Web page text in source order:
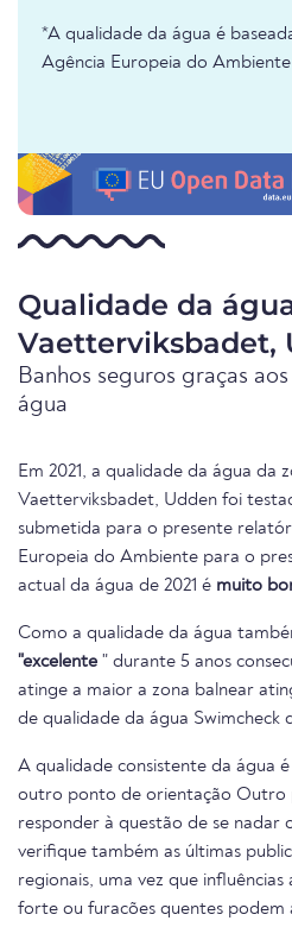
*A qualidade da água é
Agência Europeia do
Qualidade da
Vaetterviksbadet,
Banhos seguros graças
água
Em 2021, a qualidade da água da
Vaetterviksbadet, Udden foi
submetida para o presente
Europeia do Ambiente para o
actual da água de 2021 é muito
Como a qualidade da água
"excelente " durante 5 anos
atinge a maior a zona balnear
de qualidade da água Swimcheck
A qualidade consistente da água
outro ponto de orientação Outro
responder à questão de se nadar
verifique também as últimas
regionais, uma vez que
forte ou furacões quentes podem